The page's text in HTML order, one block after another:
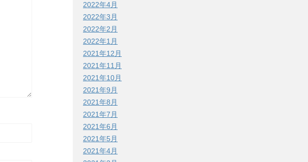
2022年4月
2022年3月
2022年2月
2022年1月
2021年12月
2021年11月
2021年10月
2021年9月
2021年8月
2021年7月
2021年6月
2021年5月
2021年4月